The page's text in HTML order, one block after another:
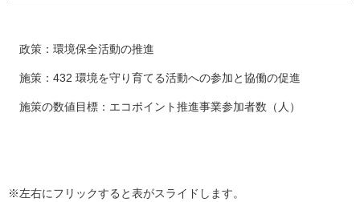
政策：環境保全活動の推進
施策：432 環境を守り育てる活動への参加と協働の促進
施策の数値目標：エコポイント推進事業参加者数（人）
※左右にフリックすると表がスライドします。